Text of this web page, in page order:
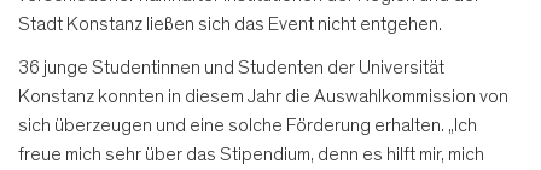
Stadt Konstanz ließen sich das Event nicht entgehen.
36 junge Studentinnen und Studenten der Universität
Konstanz konnten in diesem Jahr die Auswahlkommission von
sich überzeugen und eine solche Förderung erhalten. „Ich
freue mich sehr über das Stipendium, denn es hilft mir, mich